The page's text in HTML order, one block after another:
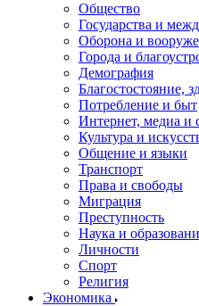
Общество
Государства и
Оборона и
Города и
Демография
Благостостояние,
Потребление и быт
Интернет, медиа и
Культура и
Общение и языки
Транспорт
Права и свободы
Миграция
Преступность
Наука и
Личности
Спорт
Религия
Экономика